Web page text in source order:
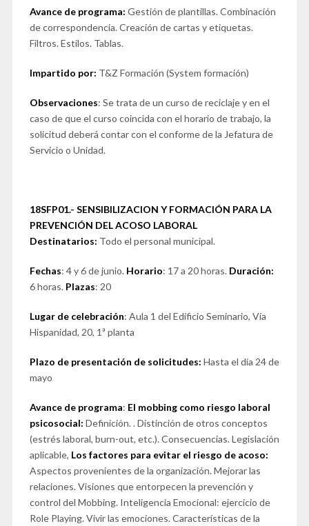
Avance de programa: Gestión de plantillas. Combinación
de correspondencia. Creación de cartas y etiquetas.
Filtros. Estilos. Tablas.
Impartido por: T&Z Formación (System formación)
Observaciones: Se trata de un curso de reciclaje y en el
caso de que el curso coincida con el horario de trabajo, la
solicitud deberá contar con el conforme de la Jefatura de
Servicio o Unidad.
18SFP01.- SENSIBILIZACION Y FORMACIÓN PARA LA
PREVENCIÓN DEL ACOSO LABORAL
Destinatarios: Todo el personal municipal.
Fechas: 4 y 6 de junio. Horario: 17 a 20 horas. Duración:
6 horas. Plazas: 20
Lugar de celebración: Aula 1 del Edificio Seminario, Vía
Hispanidad, 20, 1ª planta
Plazo de presentación de solicitudes: Hasta el día 24 de
mayo
Avance de programa: El mobbing como riesgo laboral
psicosocial: Definición. . Distinción de otros conceptos
(estrés laboral, burn-out, etc.). Consecuencias. Legislación
aplicable, Los factores para evitar el riesgo de acoso:
Aspectos provenientes de la organización. Mejorar las
relaciones. Visiones que entorpecen la prevención y
control del Mobbing. Inteligencia Emocional: ejercicio de
Role Playing. Vivir las emociones. Características de la